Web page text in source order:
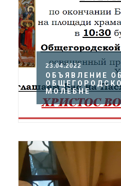
23.04.2022
ОБЪЯВЛЕНИЕ
МОЛЕБНЕ